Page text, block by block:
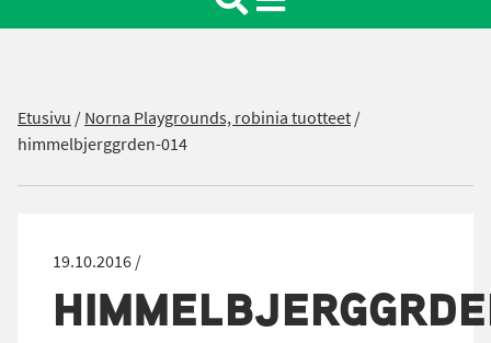
Etusivu /Norna Playgrounds, robinia tuotteet/
himmelbjerggrden-014
19.10.2016 /